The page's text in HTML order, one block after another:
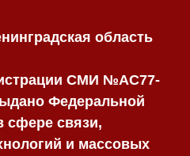
область
СМИ №AC77-
Федеральной
сфере связи,
и массовых